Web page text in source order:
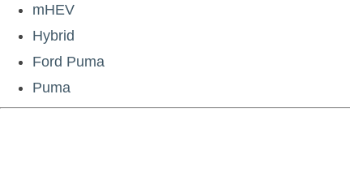
mHEV
Hybrid
Ford Puma
Puma